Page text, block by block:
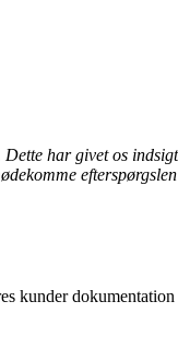
har givet os
kunder